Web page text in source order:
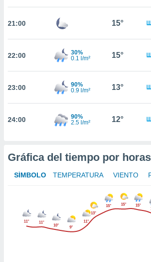
En
de que
el sitio
para
acceder a
21:00 15°
22:00
30%
0.1 l/m²
15°
23:00
90%
0.9 l/m²
13°
24:00
90%
2.5 l/m²
12°
Gráfica del tiempo por
SÍMBOLO TEMPERATURA VIENTO
11° 11°
10° 9°
11°
13°
15° 15° 15°